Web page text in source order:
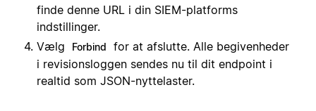
finde denne URL i din SIEM-platforms
indstillinger.
Vælg
Forbind
for at afslutte. Alle begivenheder
i revisionsloggen sendes nu til dit endpoint i
realtid som JSON-nyttelaster.